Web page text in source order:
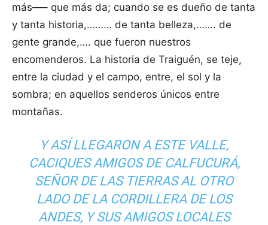
más—– que más da; cuando se es dueño de tanta
y tanta historia,……… de tanta belleza,……. de
gente grande,…. que fueron nuestros
encomenderos. La historia de Traiguén, se teje,
entre la ciudad y el campo, entre, el sol y la
sombra; en aquellos senderos únicos entre
montañas.
Y ASÍ LLEGARON A ESTE VALLE,
CACIQUES AMIGOS DE CALFUCURÁ,
SEÑOR DE LAS TIERRAS AL OTRO
LADO DE LA CORDILLERA DE LOS
ANDES, Y SUS AMIGOS LOCALES